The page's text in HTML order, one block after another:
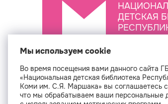
ДЕТСКАЯ
Мы используем cookie
Во время посещения вами данного сайта
«Национальная детская библиотека
Коми им. С.Я. Маршака» вы соглашаетесь
что мы обрабатываем ваши персональные